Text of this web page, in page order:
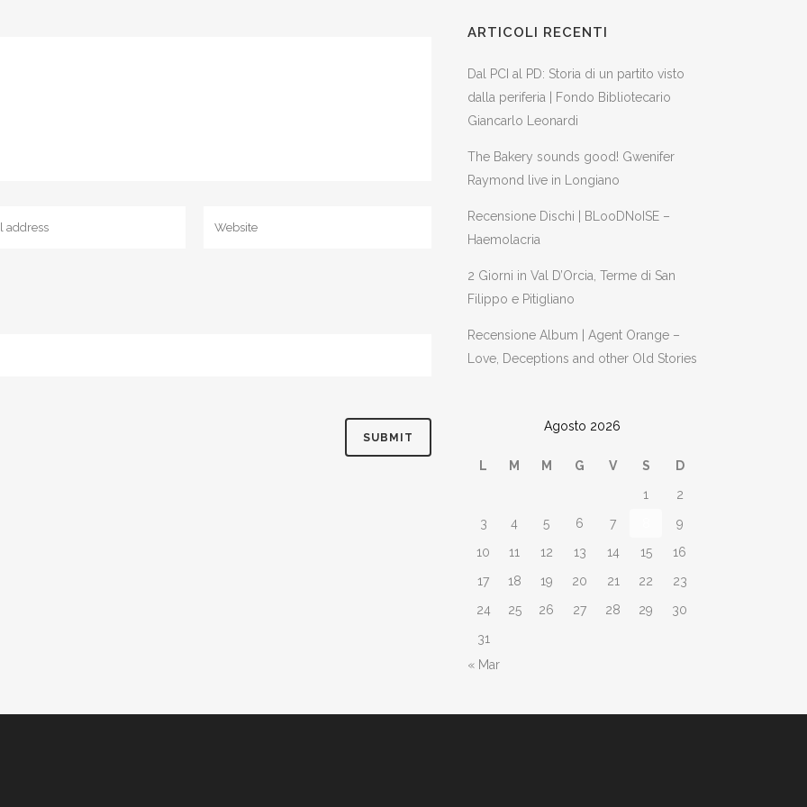
ARTICOLI RECENTI
Dal PCI al PD: Storia di un partito visto
dalla periferia | Fondo Bibliotecario
Giancarlo Leonardi
The Bakery sounds good! Gwenifer
Raymond live in Longiano
Recensione Dischi | BLooDNoISE –
Haemolacria
2 Giorni in Val D’Orcia, Terme di San
Filippo e Pitigliano
Recensione Album | Agent Orange –
Love, Deceptions and other Old Stories
Agosto 2026
L M M G V S
D
1
2
3
4 5 6 7
9
10
11 12 13 14 15
16
17
18 19 20 21 22
23
24
25 26 27 28 29
30
31
« Mar